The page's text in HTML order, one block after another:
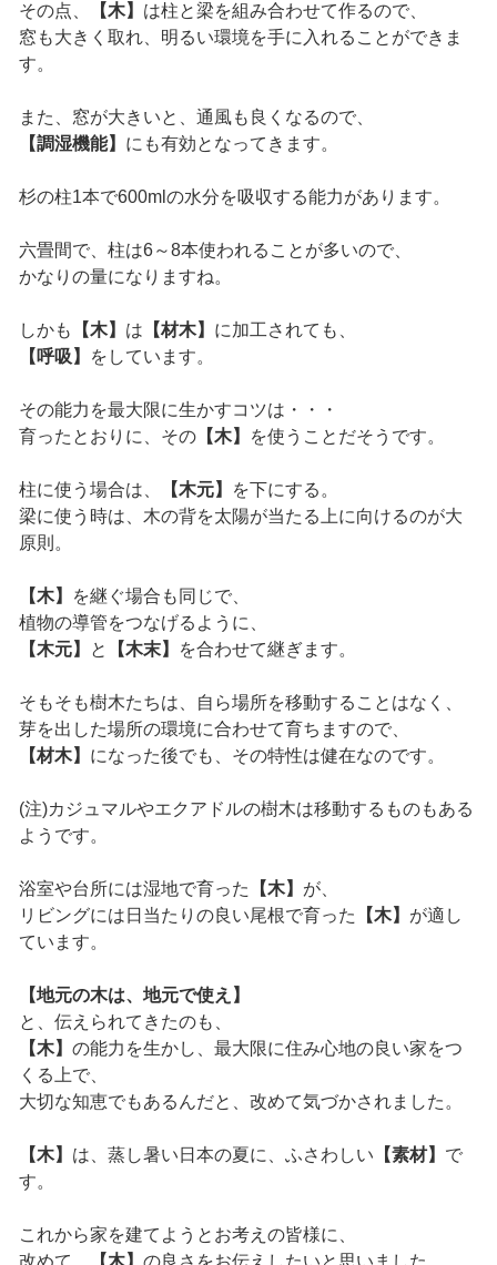
その点、 【木】 は柱と梁を組み合わせて作るので、
窓も大きく取れ、明るい環境を手に入れることができま
す。
また、窓が大きいと、通風も良くなるので、
【調湿機能】 にも有効となってきます。
杉の柱1本で600mlの水分を吸収する能力があります。
六畳間で、柱は6～8本使われることが多いので、
かなりの量になりますね。
しかも 【木】 は 【材木】 に加工されても、
【呼吸】
をしています。
その能力を最大限に生かすコツは・・・
育ったとおりに、その【木】 を使うことだそうです。
柱に使う場合は、 【木元】
を下にする。
梁に使う時は、木の背を太陽が当たる上に向けるのが大
原則。
【木】
を継ぐ場合も同じで、
植物の導管をつなげるように、
【木元】
と 【木末】 を合わせて継ぎます。
そもそも樹木たちは、自ら場所を移動することはなく、
芽を出した場所の環境に合わせて育ちますので、
【材木】 になった後でも、その特性は健在なのです。
(注)カジュマルやエクアドルの樹木は移動するものもある
ようです。
浴室や台所には湿地で育った 【木】 が、
リビングには日当たりの良い尾根で育った
【木】 が適し
ています。
【地元の木は、地元で使え】
と、伝えられてきたのも、
【木】 の能力を生かし、最大限に住み心地の良い家をつ
くる上で、
大切な知恵でもあるんだと、改めて気づかされました。
【木】 は、蒸し暑い日本の夏に、ふさわしい 【素材】 で
す。
これから家を建てようとお考えの皆様に、